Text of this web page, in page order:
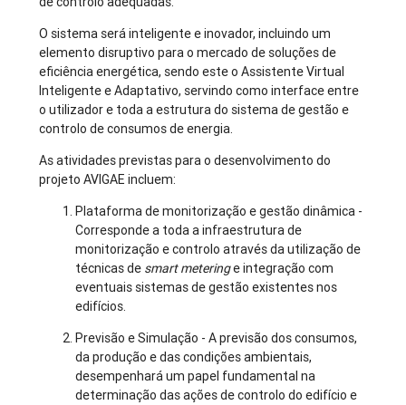
O sistema será inteligente e inovador, incluindo um
elemento disruptivo para o mercado de soluções de
eficiência energética, sendo este o Assistente Virtual
Inteligente e Adaptativo, servindo como interface entre
o utilizador e toda a estrutura do sistema de gestão e
controlo de consumos de energia.
As atividades previstas para o desenvolvimento do
projeto AVIGAE incluem:
Plataforma de monitorização e gestão dinâmica -
Corresponde a toda a infraestrutura de
monitorização e controlo através da utilização de
técnicas de smart meteringe integração com
eventuais sistemas de gestão existentes nos
edifícios.
Previsão e Simulação - A previsão dos consumos,
da produção e das condições ambientais,
desempenhará um papel fundamental na
determinação das ações de controlo do edifício e